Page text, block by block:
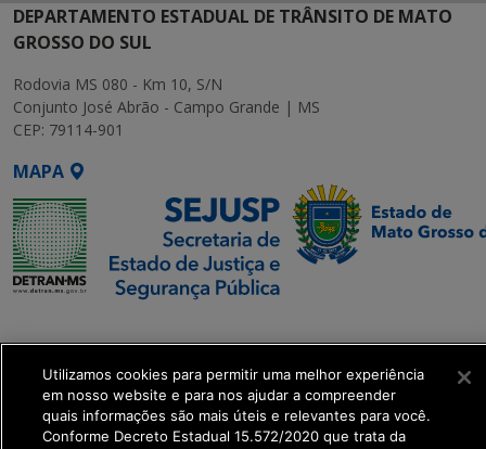
DEPARTAMENTO ESTADUAL DE TRÂNSITO DE MATO
GROSSO DO SUL
Rodovia MS 080 - Km 10, S/N
Conjunto José Abrão - Campo Grande | MS
CEP: 79114-901
MAPA
Executiva de
Transformação Digital
get_footer();
Utilizamos cookies para permitir uma melhor experiência
em nosso website e para nos ajudar a compreender
quais informações são mais úteis e relevantes para você.
Conforme Decreto Estadual 15.572/2020 que trata da